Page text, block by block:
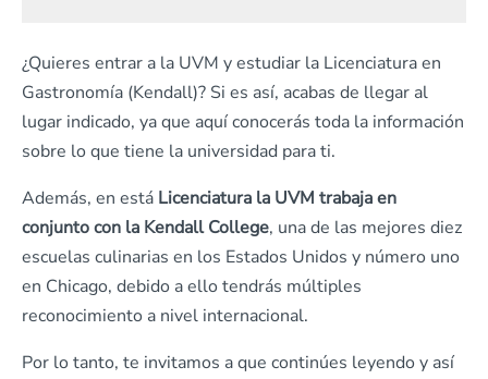
¿Quieres entrar a la UVM y estudiar la Licenciatura en
Gastronomía (Kendall)? Si es así, acabas de llegar al
lugar indicado, ya que aquí conocerás toda la información
sobre lo que tiene la universidad para ti.
Además, en está Licenciatura la UVM trabaja en
conjunto con la Kendall College, una de las mejores diez
escuelas culinarias en los Estados Unidos y número uno
en Chicago, debido a ello tendrás múltiples
reconocimiento a nivel internacional.
Por lo tanto, te invitamos a que continúes leyendo y así